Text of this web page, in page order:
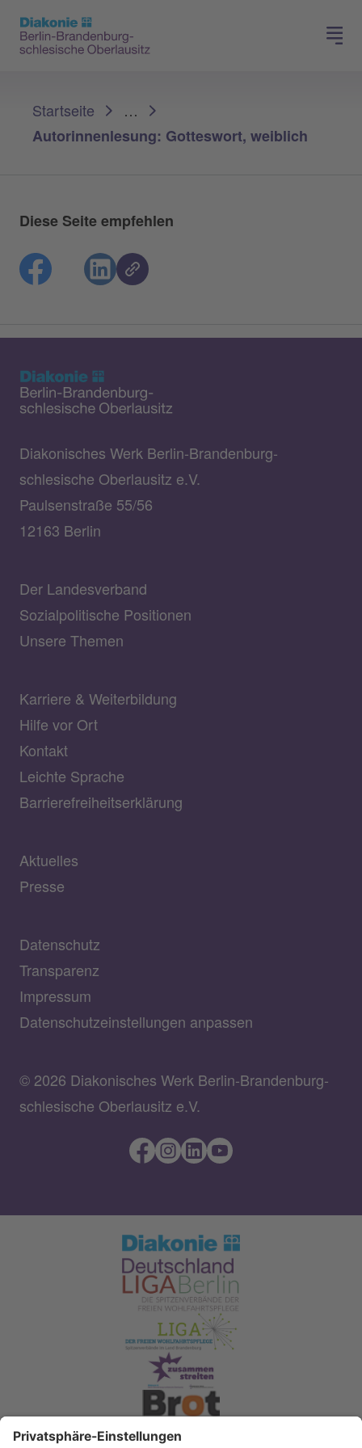
Presse
Startseite
…
Autorinnenlesung: Gotteswort, weiblich
Diese Seite empfehlen
Diakonisches Werk Berlin-Brandenburg-
schlesische Oberlausitz e.V.
Paulsenstraße 55/56
12163 Berlin
Der Landesverband
Sozialpolitische Positionen
Unsere Themen
Karriere & Weiterbildung
Hilfe vor Ort
Kontakt
Leichte Sprache
Barrierefreiheitserklärung
Aktuelles
Presse
Datenschutz
Transparenz
Impressum
Datenschutzeinstellungen anpassen
© 2026 Diakonisches Werk Berlin-Brandenburg-
schlesische Oberlausitz e.V.